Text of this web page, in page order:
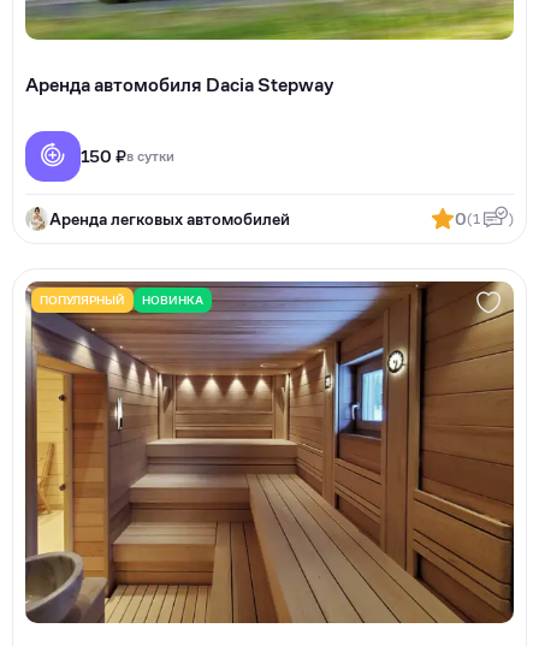
Аренда автомобиля Dacia Stepway
150 ₽в сутки
Аренда легковых автомобилей 0(1 )
ПОПУЛЯРНЫЙ НОВИНКА